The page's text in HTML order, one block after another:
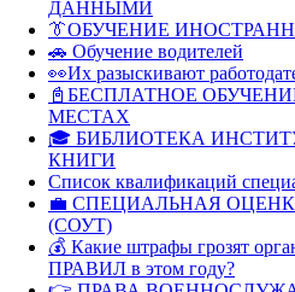
ДАННЫМИ
👔ОБУЧЕНИЕ
🚗 Обучение водителей
👀Их разыскивают
📓БЕСПЛАТНОЕ
МЕСТАХ
🎓 БИБЛИОТЕКА
КНИГИ
Список квалификаций
💼 СПЕЦИАЛЬНАЯ
(СОУТ)
💰 Какие штрафы грозят
ПРАВИЛ в этом году?